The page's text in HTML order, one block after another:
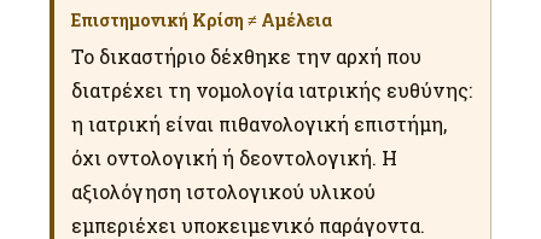
Επιστημονική Κρίση ≠ Αμέλεια
Το δικαστήριο δέχθηκε την αρχή που
διατρέχει τη νομολογία ιατρικής ευθύνης:
η ιατρική είναι πιθανολογική επιστήμη,
όχι οντολογική ή δεοντολογική. Η
αξιολόγηση ιστολογικού υλικού
εμπεριέχει υποκειμενικό παράγοντα.